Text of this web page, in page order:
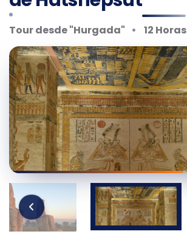
Tour desde "Hurgada" 12 Horas